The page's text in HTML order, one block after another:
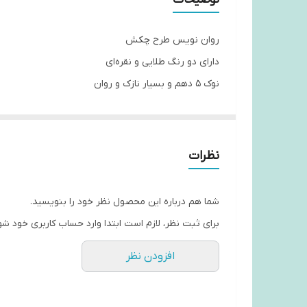
روان نویس طرح چکش
دارای دو رنگ طلایی و نقره‌ای
نوک ۵ دهم و بسیار نازک و روان
نظرات
شما هم درباره این محصول نظر خود را بنویسید.
برای ثبت نظر، لازم است ابتدا وارد حساب کاربری خود
افزودن نظر